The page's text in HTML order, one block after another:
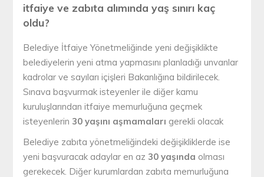
itfaiye ve zabıta alımında yaş sınırı kaç
oldu?
Belediye İtfaiye Yönetmeliğinde yeni değişiklikte
belediyelerin yeni atma yapmasını planladığı unvanlar
kadrolar ve sayıları içişleri Bakanlığına bildirilecek.
Sınava başvurmak isteyenler ile diğer kamu
kuruluşlarından itfaiye memurluğuna geçmek
isteyenlerin 30 yaşını aşmamaları gerekli olacak
Belediye zabıta yönetmeliğindeki değişikliklerde ise
yeni başvuracak adaylar en az 30 yaşında olması
gerekecek. Diğer kurumlardan zabıta memurluğuna